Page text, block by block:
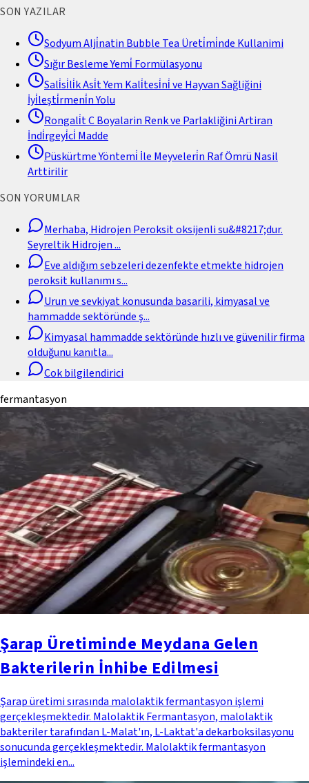
SON YAZILAR
Sodyum Alji̇natin Bubble Tea Üreti̇mi̇nde Kullanimi
Sığır Besleme Yemi̇ Formülasyonu
Sali̇si̇li̇k Asi̇t Yem Kali̇tesi̇ni̇ ve Hayvan Sağliğini
İyi̇leşti̇rmeni̇n Yolu
Rongali̇t C Boyalarin Renk ve Parlakliğini Artiran
İndi̇rgeyi̇ci̇ Madde
Püskürtme Yöntemi̇ İle Meyveleri̇n Raf Ömrü Nasil
Arttirilir
SON YORUMLAR
Merhaba, Hidrojen Peroksit oksijenli su&#8217;dur.
Seyreltik Hidrojen...
Eve aldığım sebzeleri dezenfekte etmekte hidrojen
peroksit kullanımı s...
Urun ve sevkiyat konusunda basarili, kimyasal ve
hammadde sektöründe ş...
Kimyasal hammadde sektöründe hızlı ve güvenilir firma
olduğunu kanıtla...
Cok bilgilendirici
fermantasyon
Şarap Üretiminde Meydana Gelen
Bakterilerin İnhibe Edilmesi
Şarap üretimi sırasında malolaktik fermantasyon işlemi
gerçekleşmektedir. Malolaktik Fermantasyon, malolaktik
bakteriler tarafından L-Malat'ın, L-Laktat'a dekarboksilasyonu
sonucunda gerçekleşmektedir. Malolaktik fermantasyon
işlemindeki en...